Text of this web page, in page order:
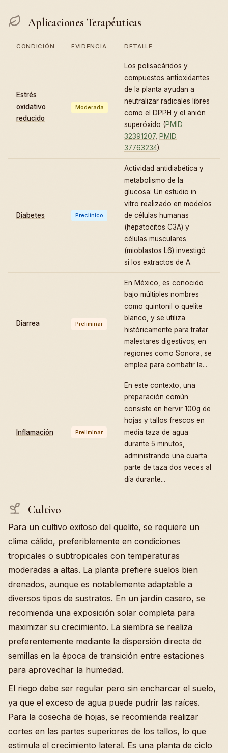
Aplicaciones Terapéuticas
CONDICIÓN EVIDENCIA DETALLE
Estrés
oxidativo
reducido
Moderada
Los polisacáridos y
compuestos antioxidantes
de la planta ayudan a
neutralizar radicales libres
como el DPPH y el anión
superóxido (PMID
32391207, PMID
37763234).
Diabetes Preclínico
Actividad antidiabética y
metabolismo de la
glucosa: Un estudio in
vitro realizado en modelos
de células humanas
(hepatocitos C3A) y
células musculares
(mioblastos L6) investigó
si los extractos de A.
Diarrea Preliminar
En México, es conocido
bajo múltiples nombres
como quintonil o quelite
blanco, y se utiliza
históricamente para tratar
malestares digestivos; en
regiones como Sonora, se
emplea para combatir la...
Inflamación Preliminar
En este contexto, una
preparación común
consiste en hervir 100g de
hojas y tallos frescos en
media taza de agua
durante 5 minutos,
administrando una cuarta
parte de taza dos veces al
día durante...
Cultivo
Para un cultivo exitoso del quelite, se requiere un
clima cálido, preferiblemente en condiciones
tropicales o subtropicales con temperaturas
moderadas a altas. La planta prefiere suelos bien
drenados, aunque es notablemente adaptable a
diversos tipos de sustratos. En un jardín casero, se
recomienda una exposición solar completa para
maximizar su crecimiento. La siembra se realiza
preferentemente mediante la dispersión directa de
semillas en la época de transición entre estaciones
para aprovechar la humedad.
El riego debe ser regular pero sin encharcar el suelo,
ya que el exceso de agua puede pudrir las raíces.
Para la cosecha de hojas, se recomienda realizar
cortes en las partes superiores de los tallos, lo que
estimula el crecimiento lateral. Es una planta de ciclo